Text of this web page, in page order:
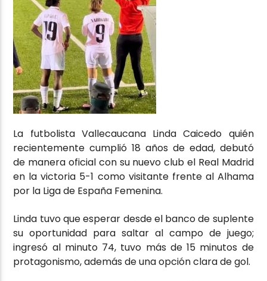
La futbolista Vallecaucana Linda Caicedo quién
recientemente cumplió 18 años de edad, debutó
de manera oficial con su nuevo club el Real Madrid
en la victoria 5-1 como visitante frente al Alhama
por la Liga de España Femenina.
Linda tuvo que esperar desde el banco de suplente
su oportunidad para saltar al campo de juego;
ingresó al minuto 74, tuvo más de 15 minutos de
protagonismo, además de una opción clara de gol.